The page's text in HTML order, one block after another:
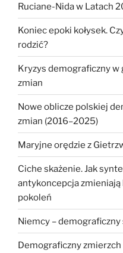
Ruciane-Nida w Latach
Koniec epoki kołysek.
rodzić?
Kryzys demograficzny
zmian
Nowe oblicze polskiej
zmian (2016–2025)
Maryjne orędzie z
Ciche skażenie. Jak
antykoncepcja zmieniają
pokoleń
Niemcy –
Demograficzny zmierzch